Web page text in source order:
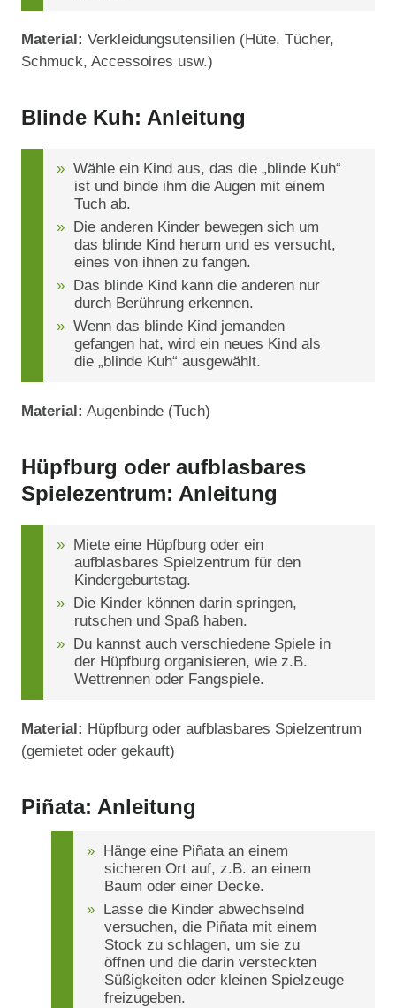
Material: Verkleidungsutensilien (Hüte, Tücher,
Schmuck, Accessoires usw.)
Blinde Kuh: Anleitung
Wähle ein Kind aus, das die „blinde Kuh“
ist und binde ihm die Augen mit einem
Tuch ab.
Die anderen Kinder bewegen sich um
das blinde Kind herum und es versucht,
eines von ihnen zu fangen.
Das blinde Kind kann die anderen nur
durch Berührung erkennen.
Wenn das blinde Kind jemanden
gefangen hat, wird ein neues Kind als
die „blinde Kuh“ ausgewählt.
Material: Augenbinde (Tuch)
Hüpfburg oder aufblasbares
Spielezentrum: Anleitung
Miete eine Hüpfburg oder ein
aufblasbares Spielzentrum für den
Kindergeburtstag.
Die Kinder können darin springen,
rutschen und Spaß haben.
Du kannst auch verschiedene Spiele in
der Hüpfburg organisieren, wie z.B.
Wettrennen oder Fangspiele.
Material: Hüpfburg oder aufblasbares Spielzentrum
(gemietet oder gekauft)
Piñata: Anleitung
Hänge eine Piñata an einem
sicheren Ort auf, z.B. an einem
Baum oder einer Decke.
Lasse die Kinder abwechselnd
versuchen, die Piñata mit einem
Stock zu schlagen, um sie zu
öffnen und die darin versteckten
Süßigkeiten oder kleinen Spielzeuge
freizugeben.